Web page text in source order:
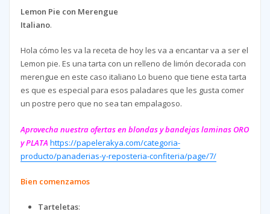
Lemon Pie con Merengue
Italiano.
Hola cómo les va la receta de hoy les va a encantar va a ser el
Lemon pie. Es una tarta con un relleno de limón decorada con
merengue en este caso italiano Lo bueno que tiene esta tarta
es que es especial para esos paladares que les gusta comer
un postre pero que no sea tan empalagoso.
Aprovecha nuestra ofertas en blondas y bandejas laminas ORO
y PLATA https://papelerakya.com/categoria-
producto/panaderias-y-reposteria-confiteria/page/7/
Bien comenzamos
Tarteletas: